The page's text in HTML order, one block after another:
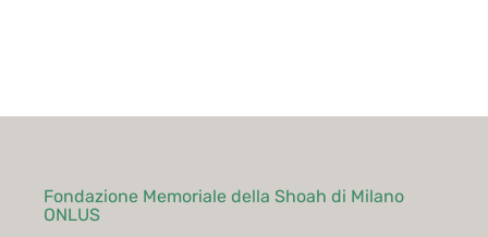
Fondazione Memoriale della Shoah di Milano
ONLUS